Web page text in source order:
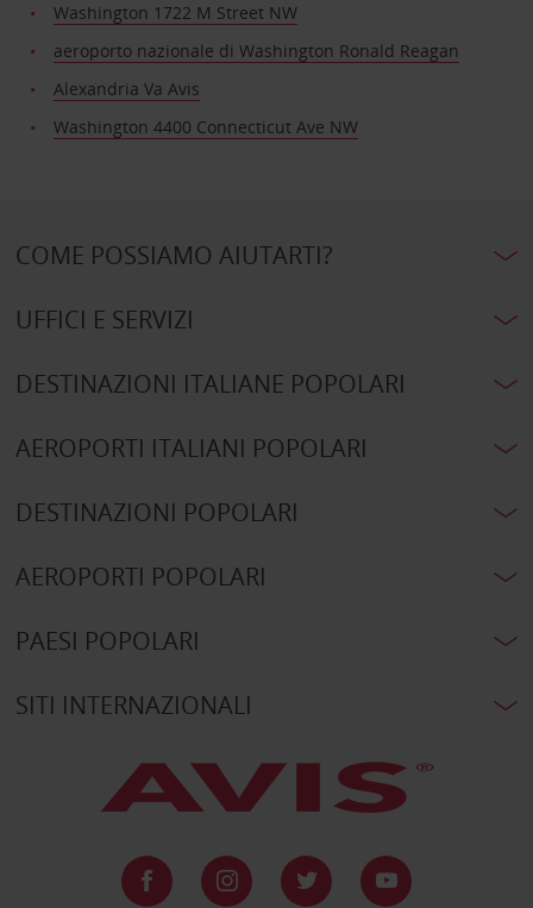
Washington 1722 M Street NW
aeroporto nazionale di Washington Ronald Reagan
Alexandria Va Avis
Washington 4400 Connecticut Ave NW
COME POSSIAMO AIUTARTI?
UFFICI E SERVIZI
DESTINAZIONI ITALIANE POPOLARI
AEROPORTI ITALIANI POPOLARI
DESTINAZIONI POPOLARI
AEROPORTI POPOLARI
PAESI POPOLARI
SITI INTERNAZIONALI